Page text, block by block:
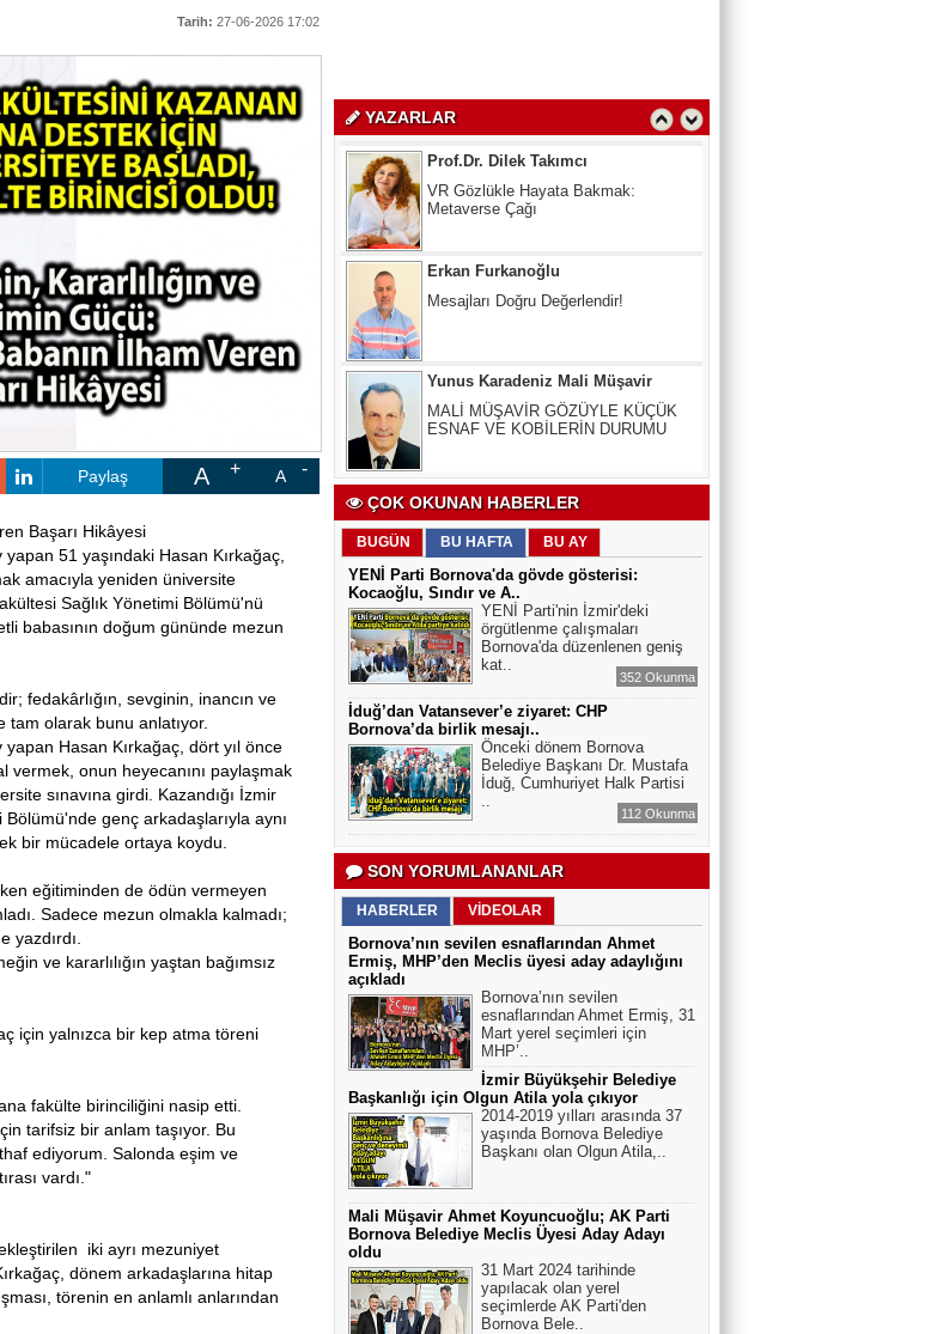
Tarih: 27-06-2026 17:02
Paylaş A A
Başarı Hikâyesi
51 yaşındaki Hasan Kırkağaç,
amacıyla yeniden üniversite
Sağlık Yönetimi Bölümü'nü
babasının doğum gününde mezun
fedakârlığın, sevginin, inancın ve
tam olarak bunu anlatıyor.
Hasan Kırkağaç, dört yıl önce
vermek, onun heyecanını paylaşmak
sınavına girdi. Kazandığı İzmir
genç arkadaşlarıyla aynı
bir mücadele ortaya koydu.
eğitiminden de ödün vermeyen
Sadece mezun olmakla kalmadı;
ve kararlılığın yaştan bağımsız
için yalnızca bir kep atma töreni
fakülte birinciliğini nasip etti.
tarifsiz bir anlam taşıyor. Bu
ediyorum. Salonda eşim ve
vardı."
iki ayrı mezuniyet
dönem arkadaşlarına hitap
törenin en anlamlı anlarından
YAZARLAR
VR Gözlükle Hayata Bakmak:
Metaverse Çağı
Erkan Furkanoğlu
Mesajları Doğru Değerlendir!
Yunus Karadeniz Mali Müşavir
Uzm. Dr. Veli Kala
Kalbinizdeki "Sessiz" Tehlike: Kan
Arslan Keskin
ELEKTRİKLİ SCOOTERLAR
YASAKLANMALI MI? GÜVENLİK Mİ,
ÖZGÜRLÜK MÜ?
ÇOK OKUNAN HABERLER
BUGÜN BU HAFTA BU AY
YENİ Parti Bornova'da gövde gösterisi:
Kocaoğlu, Sındır ve A..
YENİ Parti'nin İzmir'deki
örgütlenme çalışmaları
Bornova'da düzenlenen geniş
kat..
352 Okunma
İduğ’dan Vatansever’e ziyaret: CHP
Bornova’da birlik mesajı..
Önceki dönem Bornova
Belediye Başkanı Dr. Mustafa
İduğ, Cumhuriyet Halk Partisi
..
112 Okunma
SON YORUMLANANLAR
HABERLER VİDEOLAR
Bornova’nın sevilen esnaflarından Ahmet
Ermiş, MHP’den Meclis üyesi aday adaylığını
açıkladı
Bornova’nın sevilen
esnaflarından Ahmet Ermiş, 31
Mart yerel seçimleri için
MHP’..
İzmir Büyükşehir Belediye
Başkanlığı için Olgun Atila yola çıkıyor
2014-2019 yılları arasında 37
yaşında Bornova Belediye
Başkanı olan Olgun Atila,..
Mali Müşavir Ahmet Koyuncuoğlu; AK Parti
Bornova Belediye Meclis Üyesi Aday Adayı
oldu
31 Mart 2024 tarihinde
yapılacak olan yerel
seçimlerde AK Parti'den
Bornova Bele..